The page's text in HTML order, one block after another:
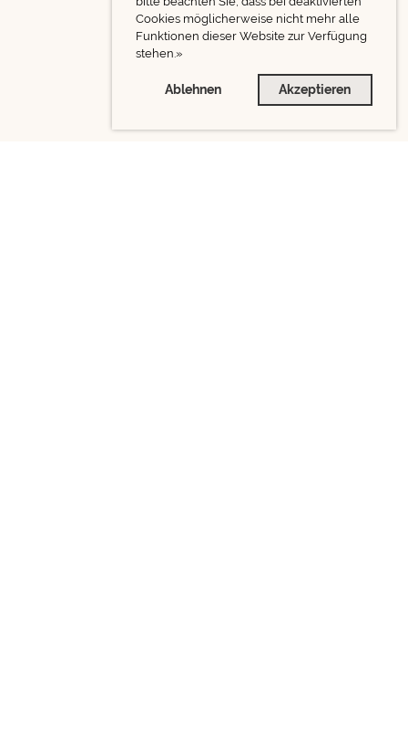
Cookies möglicherweise nicht mehr alle
Funktionen dieser Website zur Verfügung
stehen.»
Ablehnen Akzeptieren